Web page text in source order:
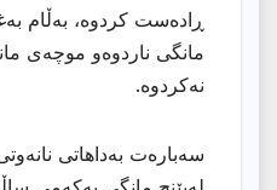
نەکردوە.